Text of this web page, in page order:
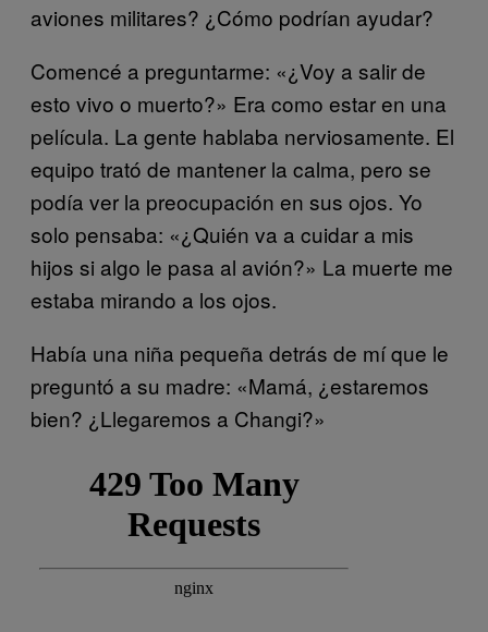
aviones militares? ¿Cómo podrían ayudar?
Comencé a preguntarme: «¿Voy a salir de
esto vivo o muerto?» Era como estar en una
película. La gente hablaba nerviosamente. El
equipo trató de mantener la calma, pero se
podía ver la preocupación en sus ojos. Yo
solo pensaba: «¿Quién va a cuidar a mis
hijos si algo le pasa al avión?» La muerte me
estaba mirando a los ojos.
Había una niña pequeña detrás de mí que le
preguntó a su madre: «Mamá, ¿estaremos
bien? ¿Llegaremos a Changi?»